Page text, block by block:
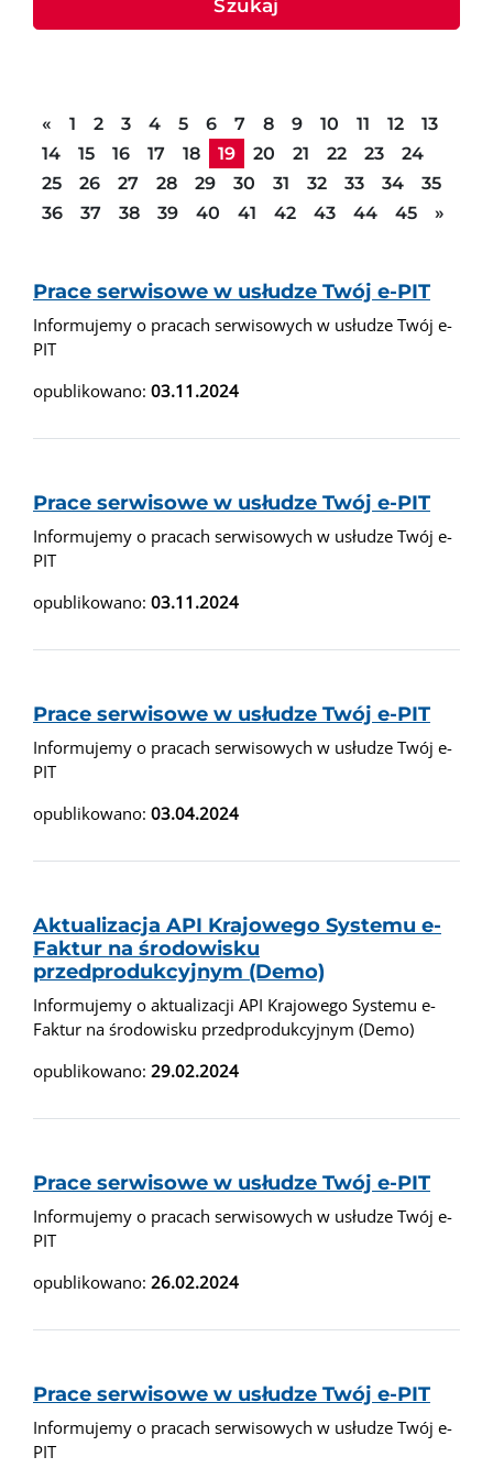
Szukaj
« Poprzednia strona
1 2 3 4 5 6 7 8 9 10 11 12
13
14
15 16 17 18 19 20 21 22 23
24
25
26 27 28 29 30 31 32 33 34
35
36
37 38 39 40 41 42 43 44 45 »
Prace serwisowe w usłudze Twój e-PIT
Informujemy o pracach serwisowych w usłudze Twój e-
PIT
opublikowano: 03.11.2024
Prace serwisowe w usłudze Twój e-PIT
Informujemy o pracach serwisowych w usłudze Twój e-
PIT
opublikowano: 03.11.2024
Prace serwisowe w usłudze Twój e-PIT
Informujemy o pracach serwisowych w usłudze Twój e-
PIT
opublikowano: 03.04.2024
Aktualizacja API Krajowego Systemu e-
Faktur na środowisku
przedprodukcyjnym (Demo)
Informujemy o aktualizacji API Krajowego Systemu e-
Faktur na środowisku przedprodukcyjnym (Demo)
opublikowano: 29.02.2024
Prace serwisowe w usłudze Twój e-PIT
Informujemy o pracach serwisowych w usłudze Twój e-
PIT
opublikowano: 26.02.2024
Prace serwisowe w usłudze Twój e-PIT
Informujemy o pracach serwisowych w usłudze Twój e-
PIT